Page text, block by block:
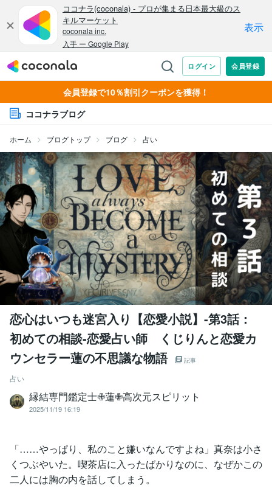
会員登録で10％割引クーポンを獲得！
ココナラブログ
ホーム ブログトップ ブログ 占い
恋心はいつも迷宮入り【恋愛小説】-第3話：
初めての相談-恋愛占い師 くじりんと恋愛カ
ウンセラー蓮の不思議な物語
記事
占い
縁結専門鑑定士✙蓮✙高次元スピリット
2025/11/19 16:19
「……やっぱり、私のこと嫌いなんですよね」真奈は小さ
くつぶやいた。喫茶店に入ったばかりなのに、なぜかこの
二人には胸の内を話してしまう。